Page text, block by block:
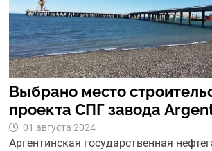
Выбрано место
проекта СПГ завода
01 августа 2024
Аргентинская государственная